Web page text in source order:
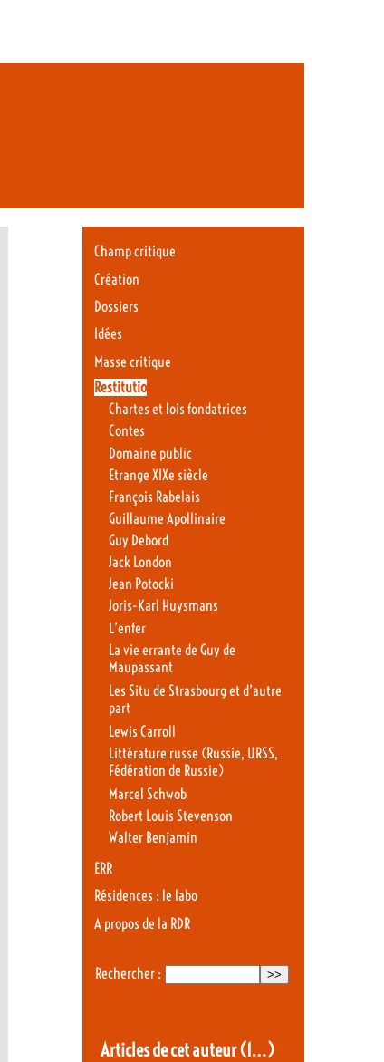
Champ critique
Création
Dossiers
Idées
Masse critique
Restitutio
Chartes et lois fondatrices
Contes
Domaine public
Etrange XIXe siècle
François Rabelais
Guillaume Apollinaire
Guy Debord
Jack London
Jean Potocki
Joris-Karl Huysmans
L’enfer
La vie errante de Guy de
Maupassant
Les Situ de Strasbourg et d’autre
part
Lewis Carroll
Littérature russe (Russie, URSS,
Fédération de Russie)
Marcel Schwob
Robert Louis Stevenson
Walter Benjamin
ERR
Résidences : le labo
A propos de la RDR
Rechercher :
Articles de cet auteur(1…)